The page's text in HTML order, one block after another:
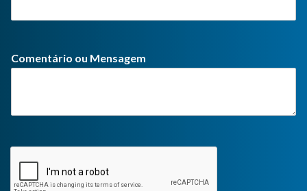
Comentário ou Mensagem